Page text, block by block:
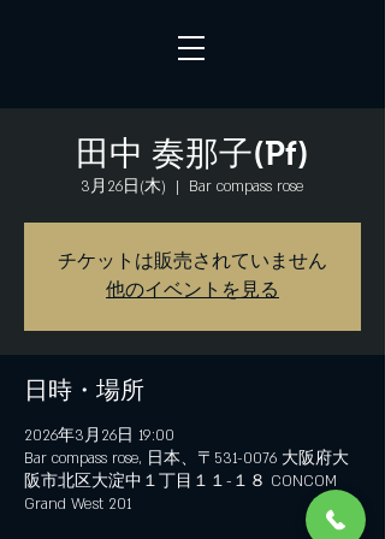
田中 奏那子(Pf)
3月26日(木)
  |
Bar compass rose
チケットは販売されていません
他のイベントを見る
日時・場所
2026年3月26日 19:00
Bar compass rose, 日本、〒531-0076 大阪府大
阪市北区大淀中１丁目１１−１８ CONCOM
Grand West 201